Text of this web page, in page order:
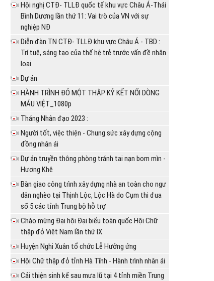
Hội nghị CTĐ- TLLĐ quốc tế khu vực Châu Á-Thái
Bình Dương lần thứ 11: Vai trò của VN với sự
nghiệp NĐ
Diễn đàn TN CTĐ- TLLĐ khu vực Châu Á - TBD :
Trí tuệ, sáng tạo của thế hệ trẻ trước vấn đề nhân
loại
Dự án
HÀNH TRÌNH ĐỎ MỘT THẬP KỶ KẾT NỐI DÒNG
MÁU VIỆT_1080p
Tháng Nhân đạo 2023 :
Người tốt, việc thiện - Chung sức xây dựng cộng
đồng nhân ái
Dự án truyền thông phòng tránh tai nạn bom mìn -
Hương Khê
Bàn giao công trình xây dựng nhà an toàn cho ngư
dân nghèo tại Thịnh Lộc, Lộc Hà do Cụm thi đua
số 5 các tỉnh Trung bộ hỗ trợ
Chào mừng Đại hội Đại biểu toàn quốc Hội Chữ
thập đỏ Việt Nam lần thứ IX
Huyện Nghi Xuân tổ chức Lễ Hưởng ứng
Hội Chữ thập đỏ tỉnh Hà Tĩnh - Hành trình nhân ái
Cải thiện sinh kế sau mưa lũ tại 4 tỉnh miền Trung